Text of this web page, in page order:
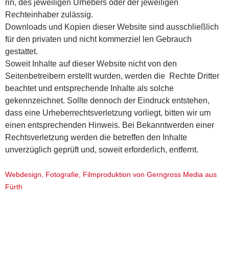
rin, des jeweiligen Urhebers oder der jeweiligen
Rechteinhaber zulässig.
Downloads und Kopien dieser Website sind ausschließlich
für den privaten und nicht kommerziel len Gebrauch
gestattet.
Soweit Inhalte auf dieser Website nicht von den
Seitenbetreibern erstellt wurden, werden die Rechte Dritter
beachtet und entsprechende Inhalte als solche
gekennzeichnet. Sollte dennoch der Eindruck entstehen,
dass eine Urheberrechtsverletzung vorliegt, bitten wir um
einen entsprechenden Hinweis. Bei Bekanntwerden einer
Rechtsverletzung werden die betreffen den Inhalte
unverzüglich geprüft und, soweit erforderlich, entfernt.
Webdesign, Fotografie, Filmproduktion von Gerngross Media aus
Fürth